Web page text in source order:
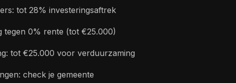
tot 28% investeringsaftrek
tegen 0% rente (tot €25.000)
tot €25.000 voor verduurzaming
check je gemeente